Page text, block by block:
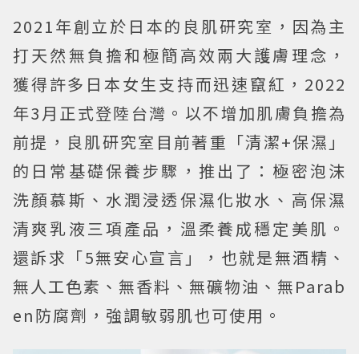
2021年創立於日本的良肌研究室，因為主
打天然無負擔和極簡高效兩大護膚理念，
獲得許多日本女生支持而迅速竄紅，2022
年3月正式登陸台灣。以不增加肌膚負擔為
前提，良肌研究室目前著重「清潔+保濕」
的日常基礎保養步驟，推出了：極密泡沫
洗顏慕斯、水潤浸透保濕化妝水、高保濕
清爽乳液三項產品，溫柔養成穩定美肌。
還訴求「5無安心宣言」，也就是無酒精、
無人工色素、無香料、無礦物油、無Parab
en防腐劑，強調敏弱肌也可使用。